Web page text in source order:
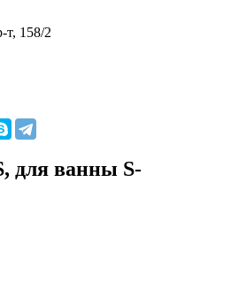
158/2
для ванны S-